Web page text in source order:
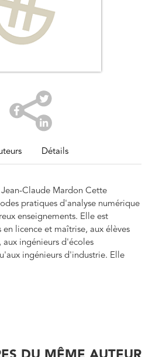
Détails
Claude Mardon Cette
pratiques d'analyse numérique
enseignements. Elle est
licence et maîtrise, aux élèves
aux ingénieurs d'écoles
ingénieurs d'industrie. Elle
et équations différentielles. Ce
méthodes de calcul approché des
méthodes disponibles. Le texte